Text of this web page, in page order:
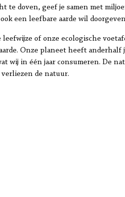
te doven, geef je samen met
een leefbare aarde wil
leefwijze of onze ecologische
Onze planeet heeft anderhalf
wij in één jaar consumeren. De
de natuur.